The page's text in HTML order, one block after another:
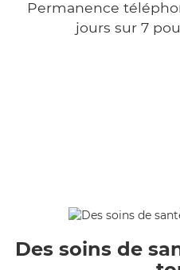
Permanence
jours sur 7
Des soins de